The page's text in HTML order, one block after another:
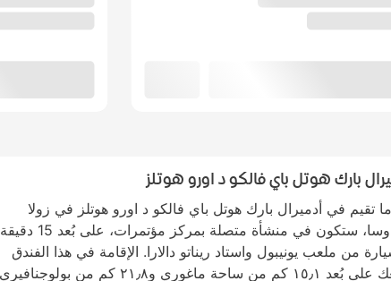
بارك هوتل باي فالكو د اورو هوتلز
تقيم في أدميرال بارك هوتل باي فالكو د اورو هوتلز في زولا
بريدوسا، ستكون في منشأة متصلة بمركز مؤتمرات، على بُعد 15 دقيقة
من ملعب يونيبول واستاد ريناتو دالارا. الإقامة في هذا الفندق
كم من ساحة ماغوري و٢١٫٨ كم من بولوجنافيري.